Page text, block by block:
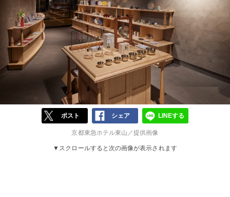
ポスト シェア LINEする
京都東急ホテル東山／提供画像
▼スクロールすると次の画像が表示されます